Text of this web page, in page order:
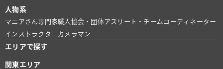
人物系
マニアさん専門家 職人 協会・団体アスリート・チーム コーディネーター
インストラクターカメラマン
エリアで探す
関東エリア